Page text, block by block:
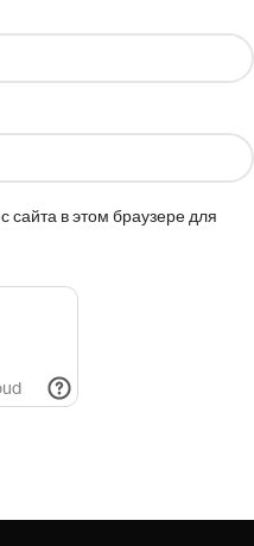
в этом браузере для